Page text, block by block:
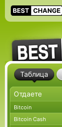
Таблица
Bitcoin
Bitcoin Cash